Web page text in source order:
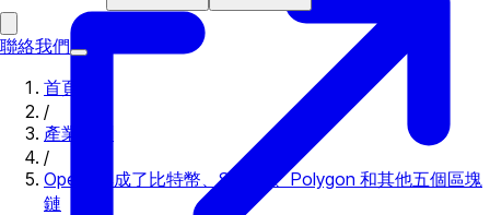
聯絡我們
首頁
/
產業新聞
/
Opera 集成了比特幣、Solana、Polygon 和其他五個區塊
鏈